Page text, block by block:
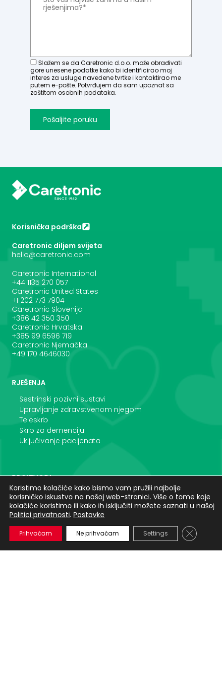
Slažem se da Caretronic d.o.o. može obrađivati
gore unesene podatke kako bi identificirao moj
interes za usluge navedene tvrtke i kontaktirao me
putem e-pošte. Potvrđujem da sam upoznat sa
zaštitom osobnih podataka.
Korisnička podrška
Caretronic diljem svijeta
hello@caretronic.com
Caretronic International
+44 1135 270 057
Caretronic United States
‪+1 202 773 7904
Caretronic Slovenija
+386 42 350 350
Caretronic Hrvatska
+385 99 6596 719
Caretronic Njemačka
+49 170 4646030
RJEŠENJA
Sestrinski pozivni sustavi
Upravljanje zdravstvenom njegom
Teleskrb
Skrb za demenciju
Uključivanje pacijenata
PROIZVODI
NurseCare
Nurse tab
Pozivne tipke
NurseLog
Pametni senzori
iNurse
Koristimo kolačiće kako bismo vam pružili najbolje
korisničko iskustvo na našoj web-stranici. Više o tome koje
kolačiće koristimo ili kako ih isključiti možete saznati u našoj
Politici privatnosti. Postavke
Prihvaćam Ne prihvaćam Settings Close